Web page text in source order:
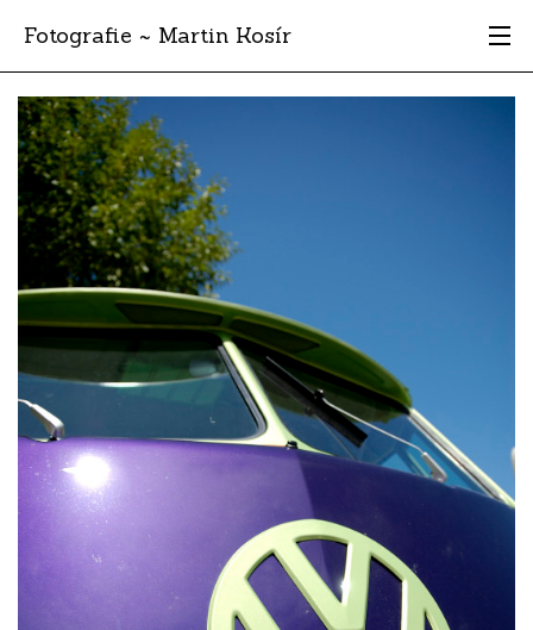
Fotografie ~ Martin Kosír
Moje obľúbené
Albumy
Miesta
Archív
Vyhľadávanie